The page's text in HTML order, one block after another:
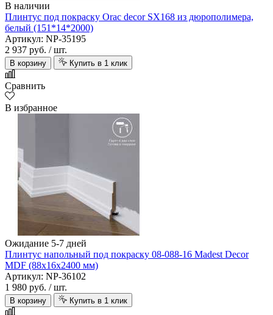
В наличии
Плинтус под покраску Orac decor SX168 из дюрополимера,
белый (151*14*2000)
Артикул: NP-35195
2 937 руб. / шт.
В корзину Купить в 1 клик
Сравнить
В избранное
Ожидание 5-7 дней
Плинтус напольный под покраску 08-088-16 Madest Decor
MDF (88х16х2400 мм)
Артикул: NP-36102
1 980 руб. / шт.
В корзину Купить в 1 клик